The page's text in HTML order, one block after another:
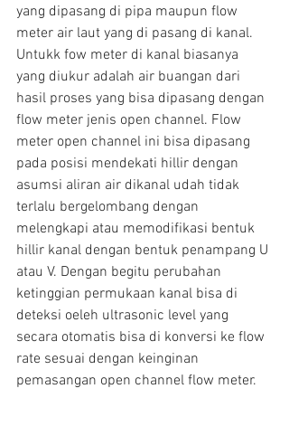
yang dipasang di pipa maupun flow
meter air laut yang di pasang di kanal.
Untukk fow meter di kanal biasanya
yang diukur adalah air buangan dari
hasil proses yang bisa dipasang dengan
flow meter jenis open channel. Flow
meter open channel ini bisa dipasang
pada posisi mendekati hillir dengan
asumsi aliran air dikanal udah tidak
terlalu bergelombang dengan
melengkapi atau memodifikasi bentuk
hillir kanal dengan bentuk penampang U
atau V. Dengan begitu perubahan
ketinggian permukaan kanal bisa di
deteksi oeleh ultrasonic level yang
secara otomatis bisa di konversi ke flow
rate sesuai dengan keinginan
pemasangan open channel flow meter.